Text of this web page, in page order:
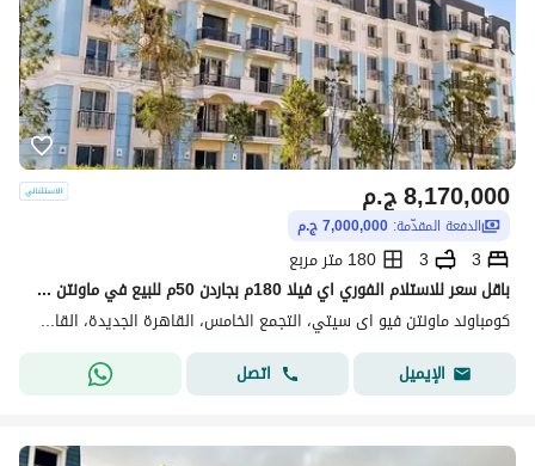
ج.م8,170,000
الدفعة المقدّمة: 7,000,000 ج.م
3
3
180 متر مربع
باقل سعر للاستلام الفوري اي فيلا 180م بجاردن 50م للبيع في ماونتن فيو اي سيتي القاهرة الجديدة Mountain View ICity New Cairo
كومباوند ماونتن فيو اى سيتي، التجمع الخامس، القاهرة الجديدة، القاهرة
الإيميل
اتصل